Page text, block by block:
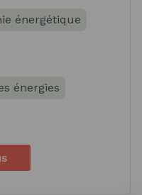
énergétique
énergies